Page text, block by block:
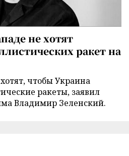
не хотят
ракет на
чтобы Украина
ракеты, заявил
Владимир Зеленский.